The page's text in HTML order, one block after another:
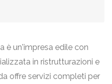
è un'impresa edile con
in ristrutturazioni e
offre servizi completi per